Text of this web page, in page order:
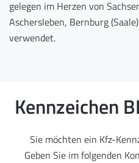
gelegen im Herzen von
Aschersleben, Bernburg
verwendet.
Kennzeichen
Sie möchten ein Kfz-
Geben Sie im folgenden